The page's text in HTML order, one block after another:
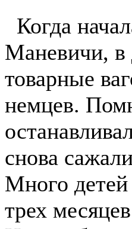
Когда
Маневичи, в
товарные
немцев.
снова
Много детей
трех